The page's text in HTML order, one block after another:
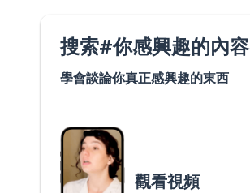
搜索#你感興趣的內容
學會談論你真正感興趣的東西
觀看視頻